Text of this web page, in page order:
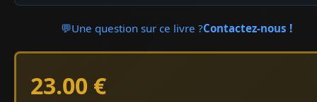
💬Une question sur ce livre ?Contactez-nous !
23.00 €